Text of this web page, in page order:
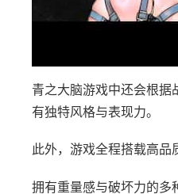
青之大脑游戏中还会根
有独特风格与表现力。
此外，游戏全程搭载高品
拥有重量感与破坏力的多